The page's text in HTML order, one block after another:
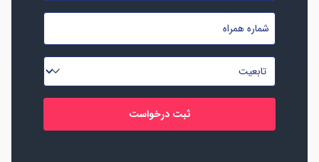
نام
خانوادگی
*
شماره
موبایل
*
تابعیت
*